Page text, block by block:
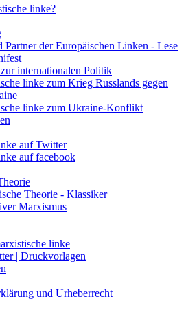
linke?
Partner der Europäischen Linken - Lese
internationalen Politik
linke zum Krieg Russlands gegen
linke zum Ukraine-Konflikt
auf Twitter
auf facebook
Theorie - Klassiker
Marxismus
linke
| Druckvorlagen
und Urheberrecht